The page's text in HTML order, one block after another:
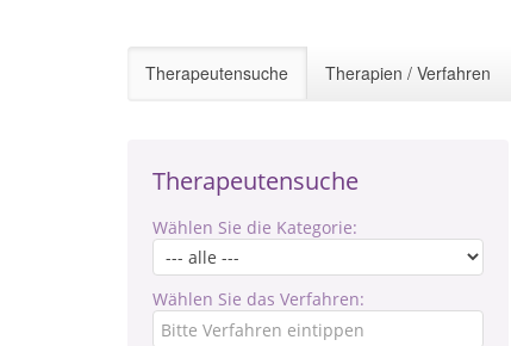
Therapeutensuche Therapien / Verfahren
Therapeutensuche
Wählen Sie die Kategorie:
Wählen Sie das Verfahren: